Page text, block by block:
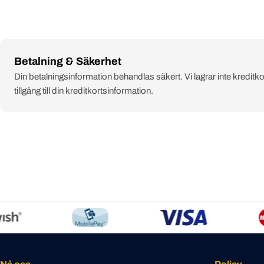
Betalning & Säkerhet
Payment
methods
Din betalningsinformation behandlas säkert. Vi lagrar inte
tillgång till din kreditkortsinformation.